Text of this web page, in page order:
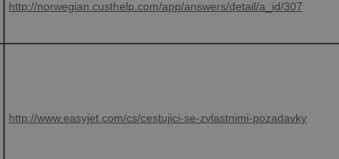
http://norwegian.custhelp.com/app/answers/detail/a_id/307
http://www.easyjet.com/cs/cestujici-se-zvlastnimi-pozadavky